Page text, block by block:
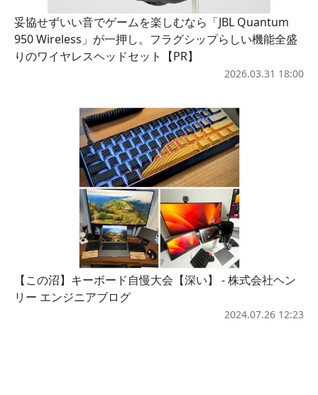
妥協せずいい音でゲームを楽しむなら「JBL Quantum
950 Wireless」が一押し。フラグシップらしい機能全盛
りのワイヤレスヘッドセット【PR】
2026.03.31 18:00
【この沼】キーボード自慢大会【深い】 - 株式会社ヘン
リー エンジニアブログ
2024.07.26 12:23